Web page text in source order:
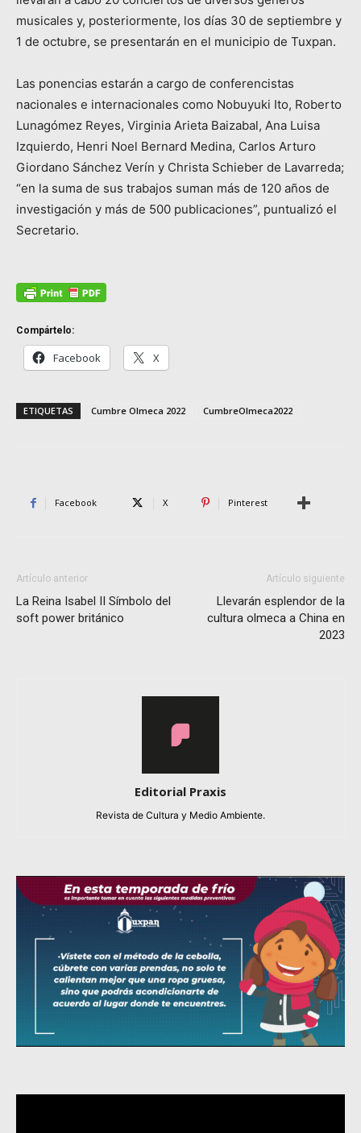
musicales y, posteriormente, los días 30 de septiembre y
1 de octubre, se presentarán en el municipio de Tuxpan.
Las ponencias estarán a cargo de conferencistas
nacionales e internacionales como Nobuyuki Ito, Roberto
Lunagómez Reyes, Virginia Arieta Baizabal, Ana Luisa
Izquierdo, Henri Noel Bernard Medina, Carlos Arturo
Giordano Sánchez Verín y Christa Schieber de Lavarreda;
“en la suma de sus trabajos suman más de 120 años de
investigación y más de 500 publicaciones”, puntualizó el
Secretario.
Compártelo:
Facebook X
ETIQUETAS Cumbre Olmeca 2022 CumbreOlmeca2022
Facebook X Pinterest
Artículo anterior
La Reina Isabel II Símbolo del
soft power británico
Artículo siguiente
Llevarán esplendor de la
cultura olmeca a China en
2023
Editorial Praxis
Revista de Cultura y Medio Ambiente.